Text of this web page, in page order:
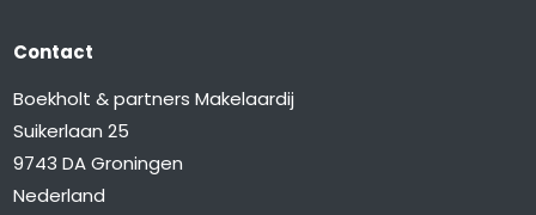
Contact
Boekholt & partners Makelaardij
Suikerlaan 25
9743 DA Groningen
Nederland